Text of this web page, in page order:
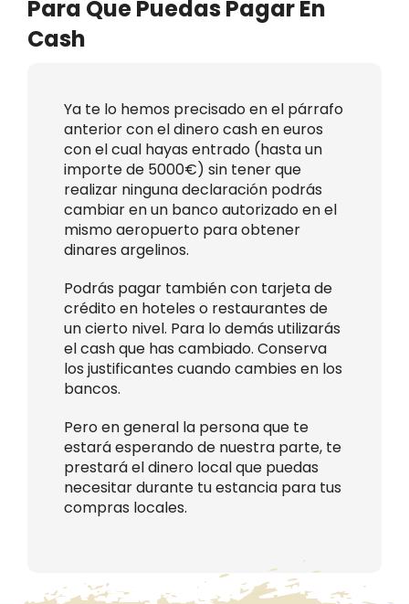
Para Que Puedas Pagar En
Cash
Ya te lo hemos precisado en el párrafo
anterior con el dinero cash en euros
con el cual hayas entrado (hasta un
importe de 5000€) sin tener que
realizar ninguna declaración podrás
cambiar en un banco autorizado en el
mismo aeropuerto para obtener
dinares argelinos.
Podrás pagar también con tarjeta de
crédito en hoteles o restaurantes de
un cierto nivel. Para lo demás utilizarás
el cash que has cambiado. Conserva
los justificantes cuando cambies en los
bancos.
Pero en general la persona que te
estará esperando de nuestra parte, te
prestará el dinero local que puedas
necesitar durante tu estancia para tus
compras locales.